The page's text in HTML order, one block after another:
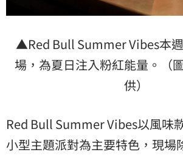
▲Red Bull Summer Vibes本
場，為夏日注入粉紅能量。（
供）
Red Bull Summer Vibes以風味
小型主題派對為主要特色，現場